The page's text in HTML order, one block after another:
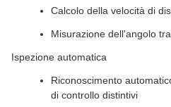
Calcolo della velocità di
Misurazione dell'angolo
Ispezione automatica
Riconoscimento
di controllo distintivi